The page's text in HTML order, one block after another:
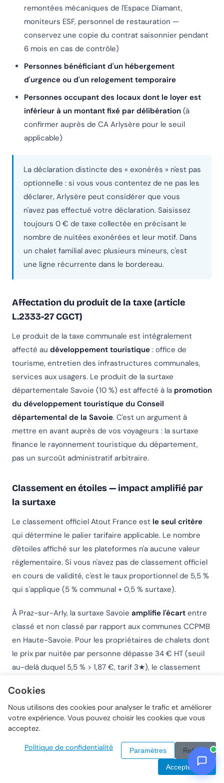
remontées mécaniques de l'Espace Diamant,
moniteurs ESF, personnel de restauration —
conservez une copie du contrat saisonnier pendant
6 mois en cas de contrôle)
Personnes bénéficiant d'un hébergement
d'urgence ou d'un relogement temporaire
Personnes occupant des locaux dont le loyer est
inférieur à un montant fixé par délibération (à
confirmer auprès de CA Arlysère pour le seuil
applicable)
La déclaration distincte des « exonérés » n'est pas
optionnelle : si vous vous contentez de ne pas les
déclarer, Arlysère peut considérer que vous
n'avez pas effectué votre déclaration. Saisissez
toujours 0 € de taxe collectée en précisant le
nombre de nuitées exonérées et leur motif. Dans
un chalet familial avec plusieurs mineurs, c'est
une ligne récurrente dans le bordereau.
Affectation du produit de la taxe (article
L.2333-27 CGCT)
Le produit de la taxe communale est intégralement
affecté au développement touristique : office de
tourisme, entretien des infrastructures communales,
services aux usagers. Le produit de la surtaxe
départementale Savoie (10 %) est affecté à la promotion
du développement touristique du Conseil
départemental de la Savoie. C'est un argument à
mettre en avant auprès de vos voyageurs : la surtaxe
finance le rayonnement touristique du département,
pas un surcoût administratif arbitraire.
Classement en étoiles — impact amplifié par
la surtaxe
Le classement officiel Atout France est le seul critère
qui détermine le palier tarifaire applicable. Le nombre
d'étoiles affiché sur les plateformes n'a aucune valeur
réglementaire. Si vous n'avez pas de classement officiel
en cours de validité, c'est le taux proportionnel de 5,5 %
qui s'applique (5 % communal + 0,5 % surtaxe).
À Praz-sur-Arly, la surtaxe Savoie amplifie l'écart entre
classé et non classé par rapport aux communes CCPMB
en Haute-Savoie. Pour les propriétaires de chalets dont
le prix par nuitée par personne dépasse 34 € HT (seuil
au-delà duquel 5,5 % > 1,87 €, tarif 3★), le classement
voyageurs.
Le classement officiel est valable5 ans. Le
renouvellement doit être anticipé : une demande peut
prendre 2 à 4 mois entre la visite de l'organisme agréé
et la publication au Journal officiel. Si votre classement
Cookies
Nous utilisons des cookies pour analyser le trafic et améliorer
votre expérience. Vous pouvez choisir les cookies que vous
acceptez.
Politique de confidentialité Paramètres Refuser
Accepter tout